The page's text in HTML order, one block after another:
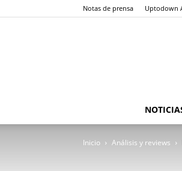
Notas de prensa Uptodown
Inicio Análisis y reviews